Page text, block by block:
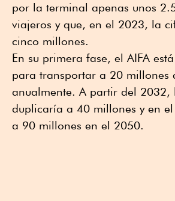
por la terminal apenas unos
viajeros y que, en el 2023, la
cinco millones.
En su primera fase, el AIFA
para transportar a 20 millones
anualmente. A partir del 2032,
duplicaría a 40 millones y en
a 90 millones en el 2050.